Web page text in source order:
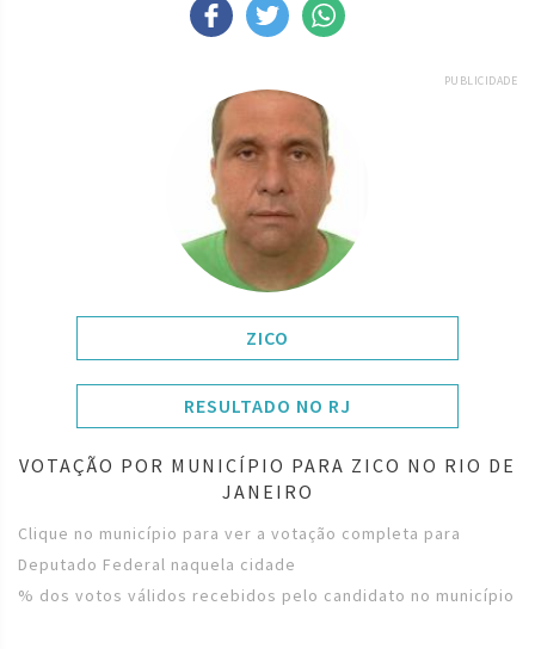
PUBLICIDADE
ZICO
RESULTADO NO RJ
VOTAÇÃO POR MUNICÍPIO PARA ZICO NO RIO DE
JANEIRO
Clique no município para ver a votação completa para
Deputado Federal naquela cidade
% dos votos válidos recebidos pelo candidato no município